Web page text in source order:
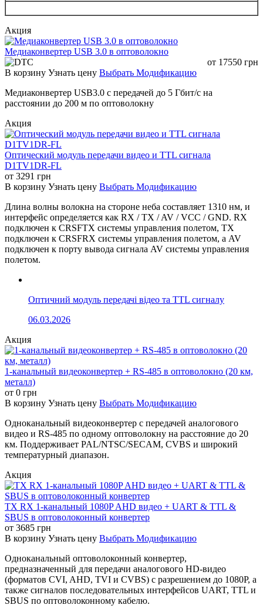
Акция
Медиаконвертер USB 3.0 в оптоволокно
от 17550 грн
В корзину Узнать цену Выбрать Модификацию
Медиаконвертер USB3.0 с передачей до 5 Гбит/с на
расстоянии до 200 м по оптоволокну
Акция
Оптический модуль передачи видео и TTL сигнала
D1TV1DR-FL
от 3291 грн
В корзину Узнать цену Выбрать Модификацию
Длина волны волокна на стороне неба составляет 1310 нм, и
интерфейс определяется как RX / TX / AV / VCC / GND. RX
подключен к CRSFTX системы управления полетом, TX
подключен к CRSFRX системы управления полетом, а AV
подключен к порту вывода сигнала AV системы управления
полетом.
Оптичний модуль передачі відео та TTL сигналу
06.03.2026
Акция
1-канальный видеоконвертер + RS-485 в оптоволокно (20 км,
металл)
от 0 грн
В корзину Узнать цену Выбрать Модификацию
Одноканальный видеоконвертер с передачей аналогового
видео и RS-485 по одному оптоволокну на расстояние до 20
км. Поддерживает PAL/NTSC/SECAM, CVBS и широкий
температурный диапазон.
Акция
TX RX 1-канальный 1080P AHD видео + UART & TTL &
SBUS в оптоволоконный конвертер
от 3685 грн
В корзину Узнать цену Выбрать Модификацию
Одноканальный оптоволоконный конвертер,
предназначенный для передачи аналогового HD-видео
(форматов CVI, AHD, TVI и CVBS) с разрешением до 1080P, а
также сигналов последовательных интерфейсов UART, TTL и
SBUS по оптоволоконному кабелю.